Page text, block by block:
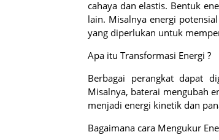
cahaya dan elastis. Bentuk
lain. Misalnya energi
yang diperlukan untuk
Apa itu Transformasi Energi ?
Berbagai perangkat dapat
Misalnya, baterai mengubah
menjadi energi kinetik dan
Bagaimana cara Mengukur